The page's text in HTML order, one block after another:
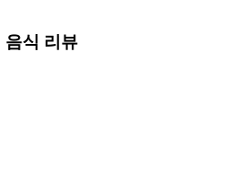
음식 리뷰